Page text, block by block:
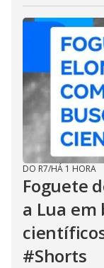
DO R7/HÁ 1 HORA
Foguete
a Lua em
#Shorts